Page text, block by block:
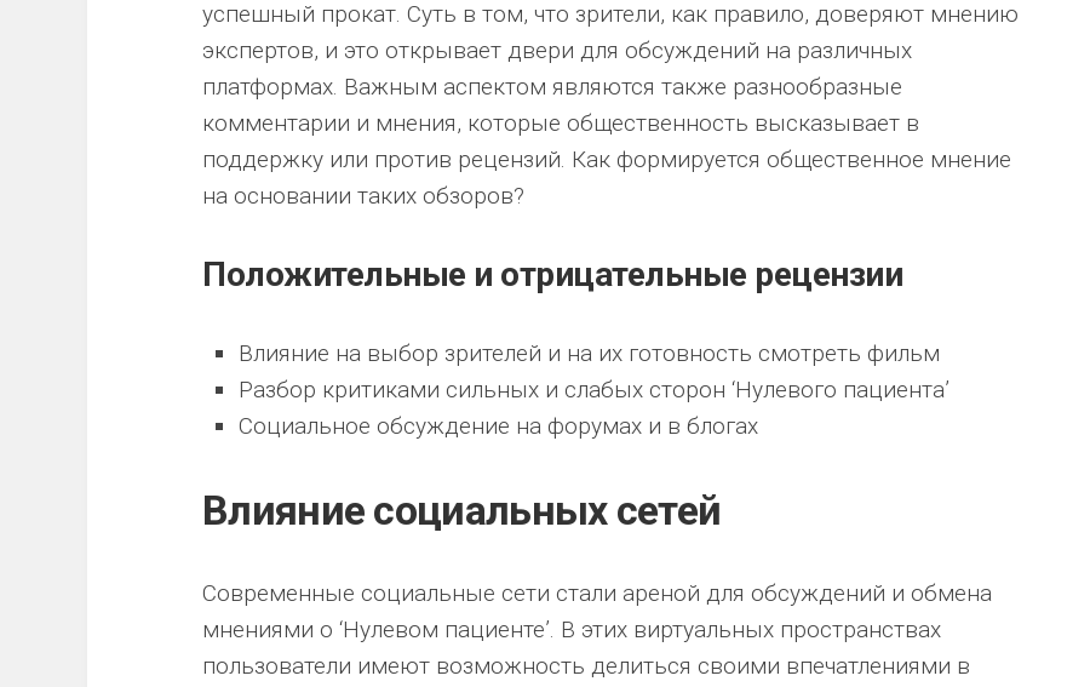
успешный прокат. Суть в том, что зрители, как правило, доверяют мнению
экспертов, и это открывает двери для обсуждений на различных
платформах. Важным аспектом являются также разнообразные
комментарии и мнения, которые общественность высказывает в
поддержку или против рецензий. Как формируется общественное мнение
на основании таких обзоров?
Положительные и отрицательные рецензии
Влияние на выбор зрителей и на их готовность смотреть фильм
Разбор критиками сильных и слабых сторон ‘Нулевого пациента’
Социальное обсуждение на форумах и в блогах
Влияние социальных сетей
Современные социальные сети стали ареной для обсуждений и обмена
мнениями о ‘Нулевом пациенте’. В этих виртуальных пространствах
пользователи имеют возможность делиться своими впечатлениями в